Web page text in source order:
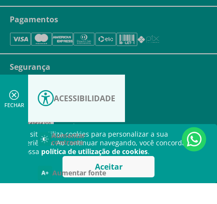
Este site utiliza cookies para personalizar a sua
experiência. Ao continuar navegando, você concorda com
a nossa política de utilização de cookies.
Aceitar
Pagamentos
Segurança
FECHAR
ACESSIBILIDADE
Aumentar
contraste
Aumentar fonte